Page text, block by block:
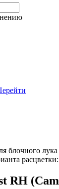
блочного
RH